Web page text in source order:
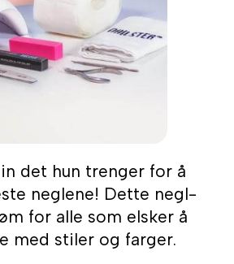
det hun trenger for å
neglene! Dette negl-
for alle som elsker å
med stiler og farger.